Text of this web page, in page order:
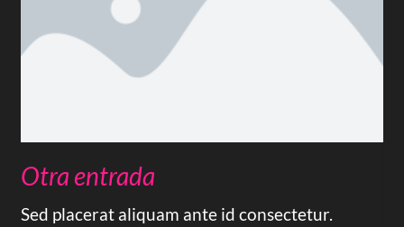
Otra entrada
Sed placerat aliquam ante id consectetur.